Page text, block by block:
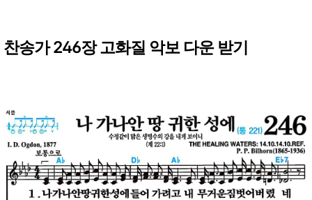
찬송가 246장 고화질 악보 다운 받기